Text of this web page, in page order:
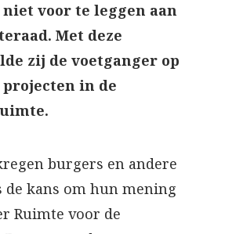
voor te leggen aan
Met deze
zij de voetganger op
in de
burgers en andere
de kans om hun mening
Ruimte voor de